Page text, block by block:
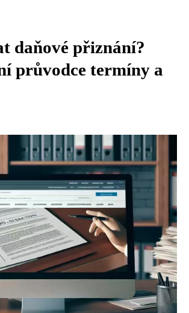
daňové přiznání?
průvodce termíny a